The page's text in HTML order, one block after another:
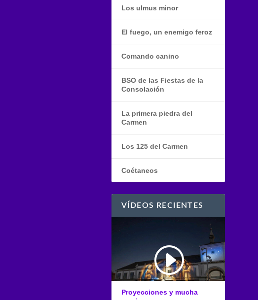
Los ulmus minor
El fuego, un enemigo feroz
Comando canino
BSO de las Fiestas de la
Consolación
La primera piedra del
Carmen
Los 125 del Carmen
Coétaneos
VÍDEOS RECIENTES
Proyecciones y mucha